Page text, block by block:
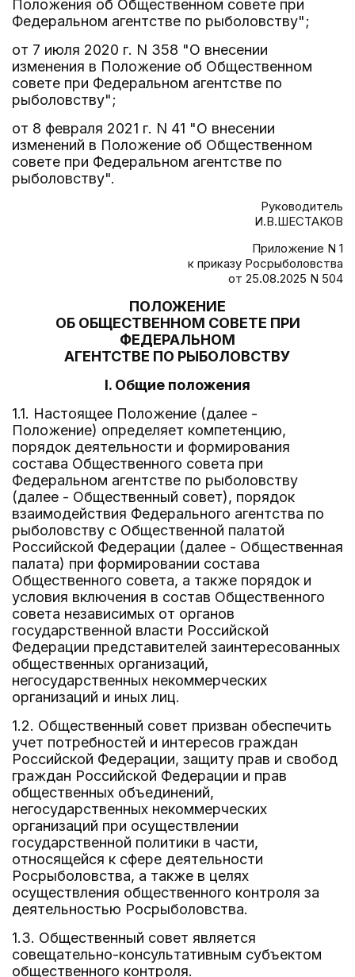
Положения об Общественном совете при
Федеральном агентстве по рыболовству";
от 7 июля 2020 г. N 358 "О внесении
изменения в Положение об Общественном
совете при Федеральном агентстве по
рыболовству";
от 8 февраля 2021 г. N 41 "О внесении
изменений в Положение об Общественном
совете при Федеральном агентстве по
рыболовству".
Руководитель
И.В.ШЕСТАКОВ
Приложение N 1
к приказу Росрыболовства
от 25.08.2025 N 504
ПОЛОЖЕНИЕ
ОБ ОБЩЕСТВЕННОМ СОВЕТЕ ПРИ
ФЕДЕРАЛЬНОМ
АГЕНТСТВЕ ПО РЫБОЛОВСТВУ
I. Общие положения
1.1. Настоящее Положение (далее -
Положение) определяет компетенцию,
порядок деятельности и формирования
состава Общественного совета при
Федеральном агентстве по рыболовству
(далее - Общественный совет), порядок
взаимодействия Федерального агентства по
рыболовству с Общественной палатой
Российской Федерации (далее - Общественная
палата) при формировании состава
Общественного совета, а также порядок и
условия включения в состав Общественного
совета независимых от органов
государственной власти Российской
Федерации представителей заинтересованных
общественных организаций,
негосударственных некоммерческих
организаций и иных лиц.
1.2. Общественный совет призван обеспечить
учет потребностей и интересов граждан
Российской Федерации, защиту прав и свобод
граждан Российской Федерации и прав
общественных объединений,
негосударственных некоммерческих
организаций при осуществлении
государственной политики в части,
относящейся к сфере деятельности
Росрыболовства, а также в целях
осуществления общественного контроля за
деятельностью Росрыболовства.
1.3. Общественный совет является
совещательно-консультативным субъектом
общественного контроля.